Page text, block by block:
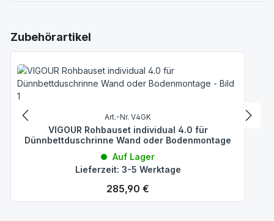
Produktgalerie überspringen
Zubehörartikel
Art.-Nr. V4GK
VIGOUR Rohbauset individual 4.0 für
Dünnbettduschrinne Wand oder Bodenmontage
Auf Lager
Lieferzeit: 3-5 Werktage
Regulärer Preis:
285,90 €